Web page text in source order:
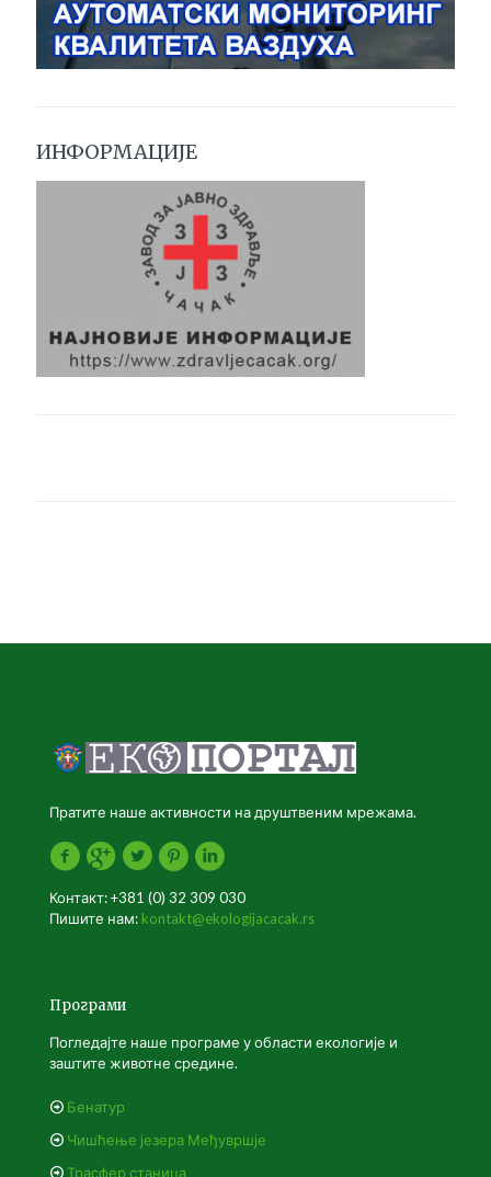
ИНФОРМАЦИЈЕ
Пратите наше активности на друштвеним мрежама.
Контакт: +381 (0) 32 309 030
Пишите нам: kontakt@ekologijacacak.rs
Програми
Погледајте наше програме у области екологије и
заштите животне средине.
Бенатур
Чишћење језера Међувршје
Трасфер станица